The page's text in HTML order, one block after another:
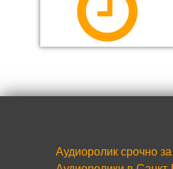
Аудиоролик срочно